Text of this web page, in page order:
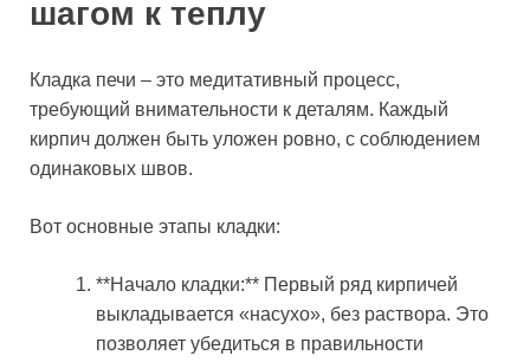
шагом к теплу
Кладка печи – это медитативный процесс,
требующий внимательности к деталям. Каждый
кирпич должен быть уложен ровно, с соблюдением
одинаковых швов.
Вот основные этапы кладки:
**Начало кладки:** Первый ряд кирпичей
выкладывается «насухо», без раствора. Это
позволяет убедиться в правильности